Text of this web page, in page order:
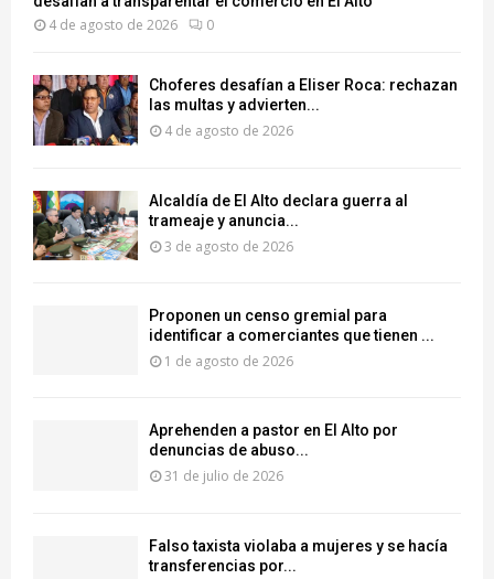
4 de agosto de 2026 0
Choferes desafían a Eliser Roca: rechazan
las multas y advierten...
4 de agosto de 2026
‎Alcaldía de El Alto declara guerra al
trameaje y anuncia...
3 de agosto de 2026
Proponen un censo gremial para
identificar a comerciantes que tienen ...
1 de agosto de 2026
Aprehenden a pastor en El Alto por
denuncias de abuso...
31 de julio de 2026
Falso taxista violaba a mujeres y se hacía
transferencias por...